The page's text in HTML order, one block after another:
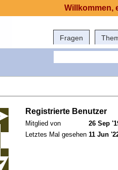
Fragen
Registrierte Benutzer
Mitglied von
26 Sep
Letztes Mal gesehen 11 Jun
Willkommen,